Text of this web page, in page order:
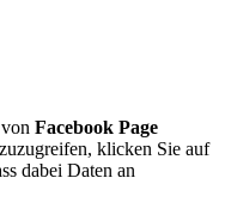
Facebook Page
klicken Sie auf
dabei Daten an